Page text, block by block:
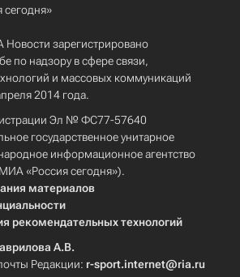
Новости зарегистрировано
по надзору в сфере связи,
и массовых коммуникаций
2014 года.
Эл № ФС77-57640
государственное унитарное
информационное агентство
«Россия сегодня»).
материалов
рекомендательных технологий
А.В.
Редакции: r-sport.internet@ria.ru